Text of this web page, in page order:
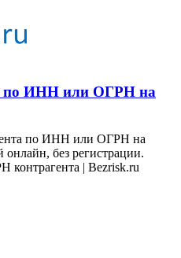
по ИНН или ОГРН на
по ИНН или ОГРН на
онлайн, без регистрации.
| Bezrisk.ru